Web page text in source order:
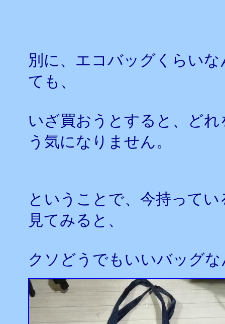
別に、エコバッグくらい
ても、
いざ買おうとすると、ど
う気になりません。
ということで、今持って
見てみると、
クソどうでもいいバッグ